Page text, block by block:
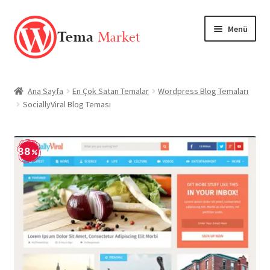
Dolaşıma
geç
İçeriğe
geç
Menü
Mağaza
TEMALAR
EKLENTİLER
Markalar
Hesabım
Blog
Ana Sayfa En Çok Satan Temalar
Wordpress Blog Temaları
SociallyViral Blog Teması
88